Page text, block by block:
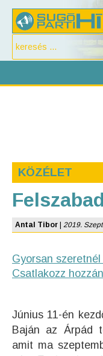
KÖZÉLET
Antal Tibor 2019.
Gyorsan
Csatlakozz
Június 11-én
Baján az Árpád
amit ma